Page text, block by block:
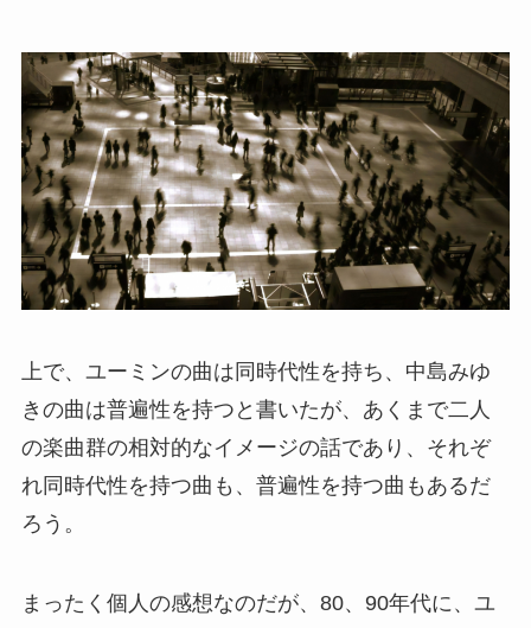
上で、ユーミンの曲は同時代性を持ち、中島みゆ
きの曲は普遍性を持つと書いたが、あくまで二人
の楽曲群の相対的なイメージの話であり、それぞ
れ同時代性を持つ曲も、普遍性を持つ曲もあるだ
ろう。
まったく個人の感想なのだが、80、90年代に、ユ